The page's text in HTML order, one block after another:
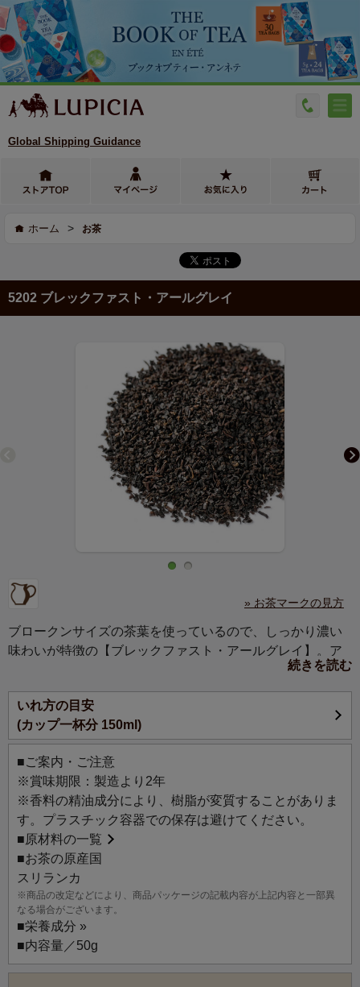
Global Shipping Guidance
ホーム > お茶
5202 ブレックファスト・アールグレイ
» お茶マークの見方
ブロークンサイズの茶葉を使っているので、しっかり濃い
味わいが特徴の【ブレックファスト・アールグレイ】。ア
ールグレイはミルクティーがいい、という方にぴったりで
す。ティーバッグもご用意しておりますので、お仕事中の
ティーブレイクにもお手軽にお楽しみいただけます。いつ
でもどこでもアールグレイを楽しみたい方はこちらもご利
用ください。
続きを読む
いれ方の目安
(カップ一杯分 150ml)
■ご案内・ご注意
※賞味期限：製造より2年
※香料の精油成分により、樹脂が変質することがありま
す。プラスチック容器での保存は避けてください。
■原材料の一覧
■お茶の原産国
スリランカ
※商品の改定などにより、商品パッケージの記載内容が上記内容と一部異
なる場合がございます。
■栄養成分 »
■内容量／50g